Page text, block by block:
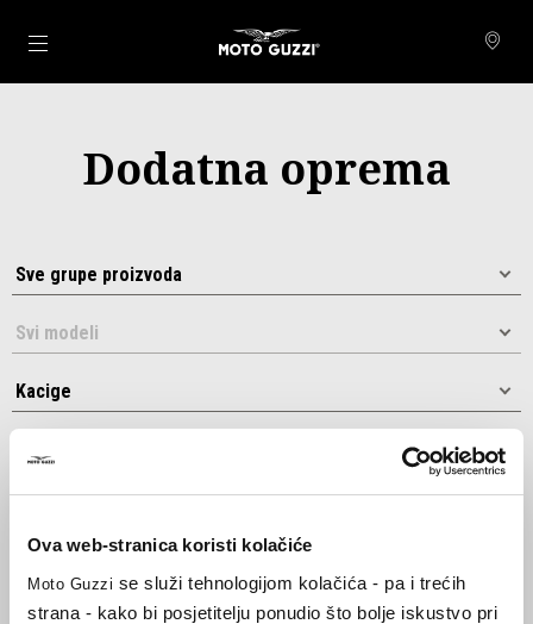
Ova web-stranica koristi kolačiće
Moto Guzzi se služi tehnologijom kolačića - pa i trećih
strana - kako bi posjetitelju ponudio što bolje iskustvo pri
Idi na glavni izbornik
Dodatna oprema